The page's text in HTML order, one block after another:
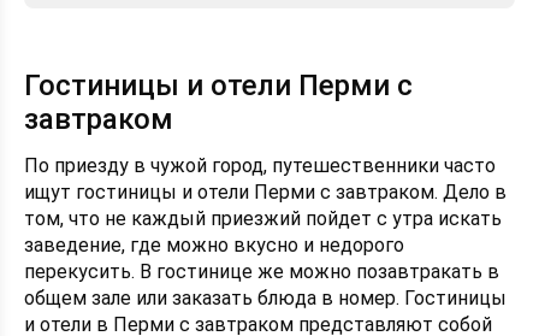
Гостиницы и отели Перми с
завтраком
По приезду в чужой город, путешественники часто
ищут гостиницы и отели Перми с завтраком. Дело в
том, что не каждый приезжий пойдет с утра искать
заведение, где можно вкусно и недорого
перекусить. В гостинице же можно позавтракать в
общем зале или заказать блюда в номер. Гостиницы
и отели в Перми с завтраком представляют собой